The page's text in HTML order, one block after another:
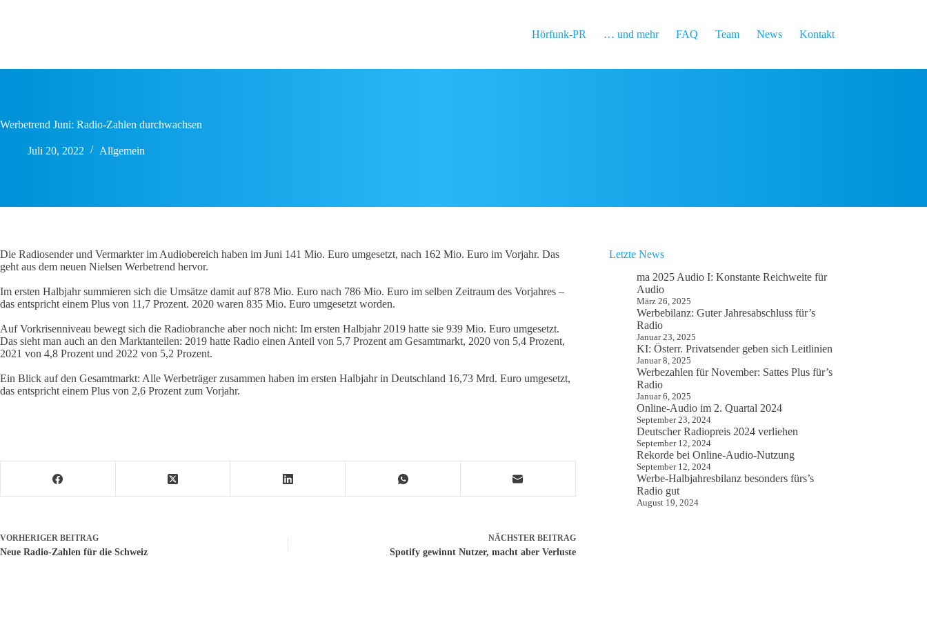
Hörfunk-PR … und mehr FAQ Team News Kontakt
Werbetrend Juni: Radio-Zahlen durchwachsen
Juli 20, 2022 Allgemein
Die Radiosender und Vermarkter im Audiobereich haben im Juni 141 Mio. Euro umgesetzt, nach 162 Mio. Euro im Vorjahr. Das
geht aus dem neuen Nielsen Werbetrend hervor.
Im ersten Halbjahr summieren sich die Umsätze damit auf 878 Mio. Euro nach 786 Mio. Euro im selben Zeitraum des Vorjahres –
das entspricht einem Plus von 11,7 Prozent. 2020 waren 835 Mio. Euro umgesetzt worden.
Auf Vorkrisenniveau bewegt sich die Radiobranche aber noch nicht: Im ersten Halbjahr 2019 hatte sie 939 Mio. Euro umgesetzt.
Das sieht man auch an den Marktanteilen: 2019 hatte Radio einen Anteil von 5,7 Prozent am Gesamtmarkt, 2020 von 5,4 Prozent,
2021 von 4,8 Prozent und 2022 von 5,2 Prozent.
Ein Blick auf den Gesamtmarkt: Alle Werbeträger zusammen haben im ersten Halbjahr in Deutschland 16,73 Mrd. Euro umgesetzt,
das entspricht einem Plus von 2,6 Prozent zum Vorjahr.
VORHERIGER BEITRAG
Neue Radio-Zahlen für die Schweiz
NÄCHSTER BEITRAG
Spotify gewinnt Nutzer, macht aber Verluste
Letzte News
ma 2025 Audio I: Konstante Reichweite für
Audio
März 26, 2025
Werbebilanz: Guter Jahresabschluss für’s
Radio
Januar 23, 2025
KI: Österr. Privatsender geben sich Leitlinien
Januar 8, 2025
Werbezahlen für November: Sattes Plus für’s
Radio
Januar 6, 2025
Online-Audio im 2. Quartal 2024
September 23, 2024
Deutscher Radiopreis 2024 verliehen
September 12, 2024
Rekorde bei Online-Audio-Nutzung
September 12, 2024
Werbe-Halbjahresbilanz besonders fürs’s
Radio gut
August 19, 2024